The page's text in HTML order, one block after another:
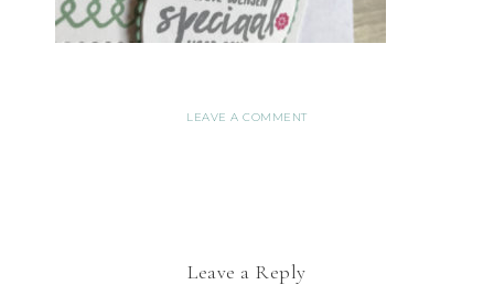
LEAVE A COMMENT
Leave a Reply